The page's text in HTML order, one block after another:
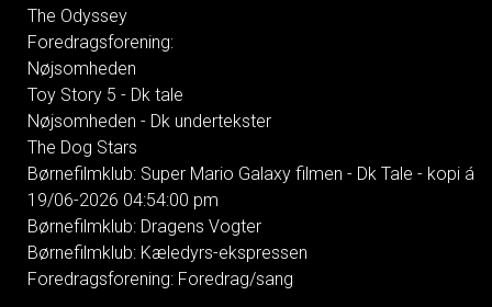
The Odyssey
Foredragsforening:
Nøjsomheden
Toy Story 5 - Dk tale
Nøjsomheden - Dk undertekster
The Dog Stars
Børnefilmklub: Super Mario Galaxy filmen - Dk Tale - kopi á
19/06-2026 04:54:00 pm
Børnefilmklub: Dragens Vogter
Børnefilmklub: Kæledyrs-ekspressen
Foredragsforening: Foredrag/sang